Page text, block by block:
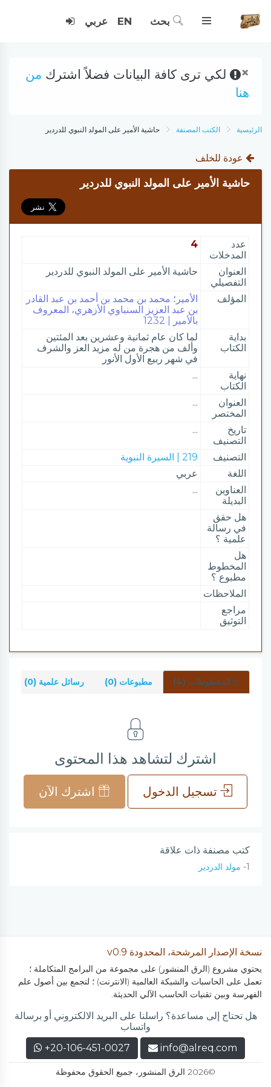
بحث EN عربي
× لكي ترى كافة البيانات فضلاً اشترك من
هنا
الرئيسية الكتب المصنفة حاشية الأمير على المولد النبوي للدردير
عودة للخلف
حاشية الأمير على المولد النبوي للدردير
عدد
المدخلات
4
العنوان
التفصيلي
حاشية الأمير على المولد النبوي للدردير
المؤلف
الأمير؛ محمد بن محمد بن أحمد بن عبد القادر
بن عبد العزيز السنباوي الأزهري، المعروف
بالأمير | 1232
بداية
الكتاب
لما كان عام ثمانية وعشرين بعد المئتين
وألف من هجرة من له مزيد العز والشرف
في شهر ربيع الأول الأنور
نهاية
الكتاب
...
العنوان
المختصر
...
تاريخ
التصنيف
...
التصنيف
219 | السيرة النبوية
اللغة
عربي
العناوين
البديلة
...
هل حقق
في رسالة
علمية ؟
هل
المخطوط
مطبوع ؟
الملاحظات
مراجع
التوثيق
المخطوطات (4) مطبوعات (0) رسائل علمية (0)
اشترك لتشاهد هذا المحتوى
تسجيل الدخول اشترك الآن
كتب مصنفة ذات علاقة
1- مولد الدردير
نسخة الإصدار المرشحة، المحدودة v0.9
يحتوي مشروع (الرق المنشور) على مجموعة من البرامج المتكاملة ؛
تعمل على الحاسبات والشبكة العالمية (الانترنت) ؛ لتجمع بين أصول علم
الفهرسة وبين تقنيات الحاسب الآلي الحديثة.
هل تحتاج إلى مساعدة؟ راسلنا على البريد الالكتروني أو برسالة
واتساب
info@alreq.com
+20-106-451-0027
©2026 الرق المنشور، جميع الحقوق محفوظة